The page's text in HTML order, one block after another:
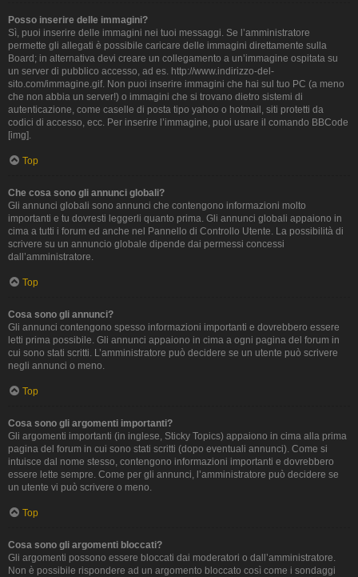
Posso inserire delle immagini?
Sì, puoi inserire delle immagini nei tuoi messaggi. Se l’amministratore
permette gli allegati è possibile caricare delle immagini direttamente sulla
Board; in alternativa devi creare un collegamento a un’immagine ospitata su
un server di pubblico accesso, ad es. http://www.indirizzo-del-
sito.com/immagine.gif. Non puoi inserire immagini che hai sul tuo PC (a meno
che non abbia un server!) o immagini che si trovano dietro sistemi di
autenticazione, come caselle di posta tipo yahoo o hotmail, siti protetti da
codici di accesso, ecc. Per inserire l’immagine, puoi usare il comando BBCode
[img].
Top
Che cosa sono gli annunci globali?
Gli annunci globali sono annunci che contengono informazioni molto
importanti e tu dovresti leggerli quanto prima. Gli annunci globali appaiono in
cima a tutti i forum ed anche nel Pannello di Controllo Utente. La possibilità di
scrivere su un annuncio globale dipende dai permessi concessi
dall’amministratore.
Top
Cosa sono gli annunci?
Gli annunci contengono spesso informazioni importanti e dovrebbero essere
letti prima possibile. Gli annunci appaiono in cima a ogni pagina del forum in
cui sono stati scritti. L’amministratore può decidere se un utente può scrivere
negli annunci o meno.
Top
Cosa sono gli argomenti importanti?
Gli argomenti importanti (in inglese, Sticky Topics) appaiono in cima alla prima
pagina del forum in cui sono stati scritti (dopo eventuali annunci). Come si
intuisce dal nome stesso, contengono informazioni importanti e dovrebbero
essere lette sempre. Come per gli annunci, l’amministratore può decidere se
un utente vi può scrivere o meno.
Top
Cosa sono gli argomenti bloccati?
Gli argomenti possono essere bloccati dai moderatori o dall’amministratore.
Non è possibile rispondere ad un argomento bloccato così come i sondaggi